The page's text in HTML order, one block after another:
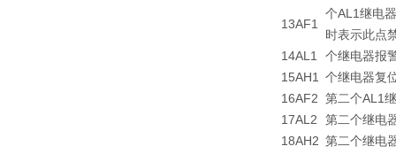
13AF1
个AL1继电
时表示此点
14AL1
个继电器报
15AH1
个继电器复
16AF2 第二个AL1
17AL2
第二个继电
18AH2 第二个继电